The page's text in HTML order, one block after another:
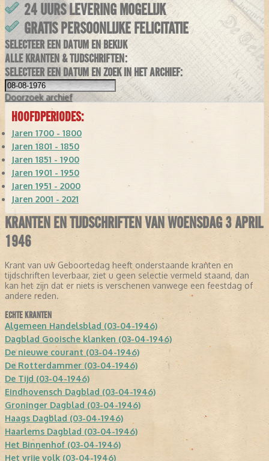
24 UURS LEVERING MOGELIJK
GRATIS PERSOONLIJKE FELICITATIE
SELECTEER EEN DATUM EN BEKIJK
ALLE KRANTEN & TIJDSCHRIFTEN:
SELECTEER EEN DATUM EN ZOEK IN HET ARCHIEF:
Doorzoek archief
HOOFDPERIODES:
Jaren 1700 - 1800
Jaren 1801 - 1850
Jaren 1851 - 1900
Jaren 1901 - 1950
Jaren 1951 - 2000
Jaren 2001 - 2021
KRANTEN EN TIJDSCHRIFTEN VAN WOENSDAG 3 APRIL
1946
Krant van uw Geboortedag heeft onderstaande kranten en
tijdschriften leverbaar, ziet u geen selectie vermeld staand, dan
kan het zijn dat er niets is verschenen vanwege een feestdag of
andere reden.
ECHTE KRANTEN
Algemeen Handelsblad (03-04-1946)
Dagblad Gooische klanken (03-04-1946)
De nieuwe courant (03-04-1946)
De Rotterdammer (03-04-1946)
De Tijd (03-04-1946)
Eindhovensch Dagblad (03-04-1946)
Groninger Dagblad (03-04-1946)
Haags Dagblad (03-04-1946)
Haarlems Dagblad (03-04-1946)
Het Binnenhof (03-04-1946)
Het vrije volk (03-04-1946)